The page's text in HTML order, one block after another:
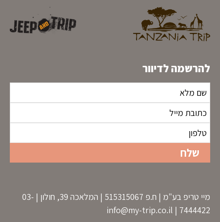
להרשמה לדיוור
מיי טריפ בע"מ | ח.פ 515315067 | המלאכה 39, חולון | 03-
7444422 |
info@my-trip.co.il